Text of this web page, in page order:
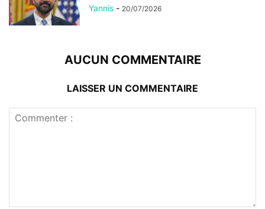
Yannis - 20/07/2026
AUCUN COMMENTAIRE
LAISSER UN COMMENTAIRE